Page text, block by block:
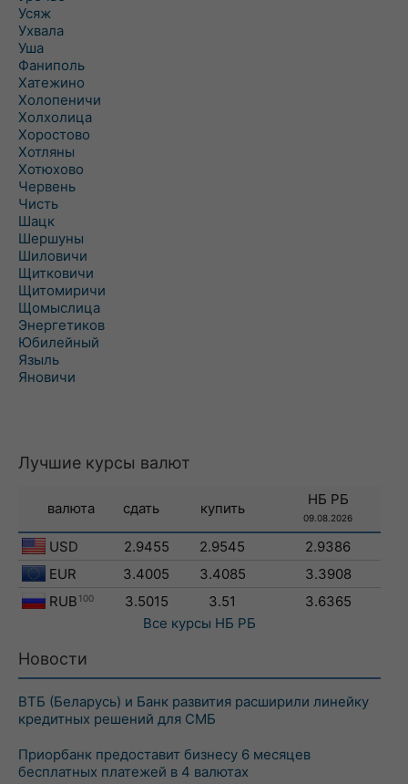
Усяж
Ухвала
Уша
Фаниполь
Хатежино
Холопеничи
Холхолица
Хоростово
Хотляны
Хотюхово
Червень
Чисть
Шацк
Шершуны
Шиловичи
Щитковичи
Щитомиричи
Щомыслица
Энергетиков
Юбилейный
Языль
Яновичи
Лучшие курсы валют
валюта сдать купить
НБ РБ
09.08.2026
USD 2.9455 2.9545
2.9386
EUR
3.4005 3.4085
3.3908
RUB 100 3.5015 3.51
3.6365
Все курсы НБ РБ
Новости
ВТБ (Беларусь) и Банк развития расширили линейку
кредитных решений для СМБ
Приорбанк предоставит бизнесу 6 месяцев
бесплатных платежей в 4 валютах